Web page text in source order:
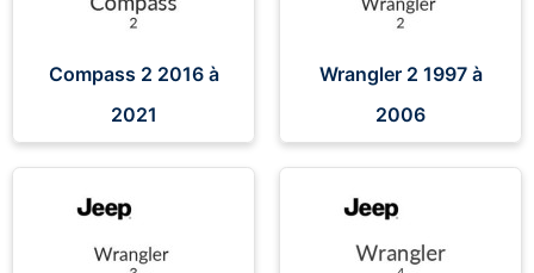
Compass 2 2016 à
2021
Wrangler 2 1997 à
2006